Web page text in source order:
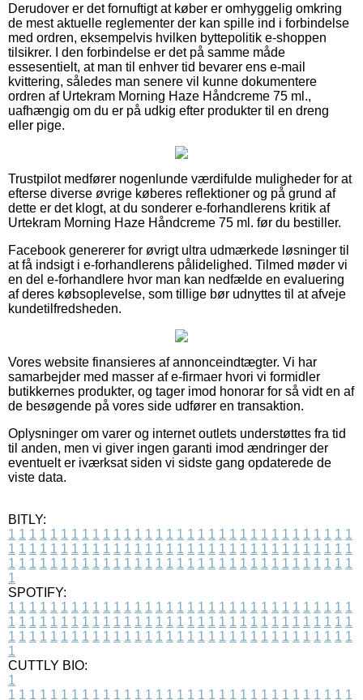
Derudover er det fornuftigt at køber er omhyggelig omkring
de mest aktuelle reglementer der kan spille ind i forbindelse
med ordren, eksempelvis hvilken byttepolitik e-shoppen
tilsikrer. I den forbindelse er det på samme måde
essesentielt, at man til enhver tid bevarer ens e-mail
kvittering, således man senere vil kunne dokumentere
ordren af Urtekram Morning Haze Håndcreme 75 ml.,
uafhængig om du er på udkig efter produkter til en dreng
eller pige.
Trustpilot medfører nogenlunde værdifulde muligheder for at
efterse diverse øvrige køberes reflektioner og på grund af
dette er det klogt, at du sonderer e-forhandlerens kritik af
Urtekram Morning Haze Håndcreme 75 ml. før du bestiller.
Facebook genererer for øvrigt ultra udmærkede løsninger til
at få indsigt i e-forhandlerens pålidelighed. Tilmed møder vi
en del e-forhandlere hvor man kan nedfælde en evaluering
af deres købsoplevelse, som tillige bør udnyttes til at afveje
kundetilfredsheden.
Vores website finansieres af annonceindtægter. Vi har
samarbejder med masser af e-firmaer hvori vi formidler
butikkernes produkter, og tager imod honorar for så vidt en af
de besøgende på vores side udfører en transaktion.
Oplysninger om varer og internet outlets understøttes fra tid
til anden, men vi giver ingen garanti imod ændringer der
eventuelt er iværksat siden vi sidste gang opdaterede de
viste data.
BITLY:
1 1 1 1 1 1 1 1 1 1 1 1 1 1 1 1 1 1 1 1 1 1 1 1 1 1 1 1 1 1 1 1 1
1 1 1 1 1 1 1 1 1 1 1 1 1 1 1 1 1 1 1 1 1 1 1 1 1 1 1 1 1 1 1 1 1
1 1 1 1 1 1 1 1 1 1 1 1 1 1 1 1 1 1 1 1 1 1 1 1 1 1 1 1 1 1 1 1 1
1
SPOTIFY:
1 1 1 1 1 1 1 1 1 1 1 1 1 1 1 1 1 1 1 1 1 1 1 1 1 1 1 1 1 1 1 1 1
1 1 1 1 1 1 1 1 1 1 1 1 1 1 1 1 1 1 1 1 1 1 1 1 1 1 1 1 1 1 1 1 1
1 1 1 1 1 1 1 1 1 1 1 1 1 1 1 1 1 1 1 1 1 1 1 1 1 1 1 1 1 1 1 1 1
1
CUTTLY BIO:
1
1 1 1 1 1 1 1 1 1 1 1 1 1 1 1 1 1 1 1 1 1 1 1 1 1 1 1 1 1 1 1 1 1